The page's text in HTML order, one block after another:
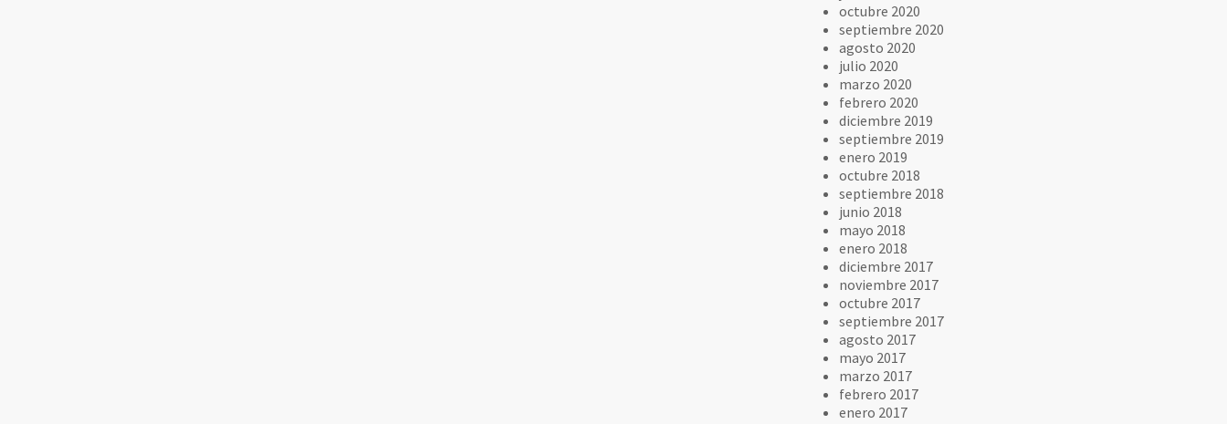
octubre 2020
septiembre 2020
agosto 2020
julio 2020
marzo 2020
febrero 2020
diciembre 2019
septiembre 2019
enero 2019
octubre 2018
septiembre 2018
junio 2018
mayo 2018
enero 2018
diciembre 2017
noviembre 2017
octubre 2017
septiembre 2017
agosto 2017
mayo 2017
marzo 2017
febrero 2017
enero 2017